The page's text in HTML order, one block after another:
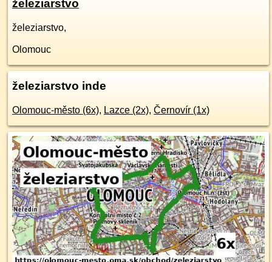
železiarstvo
železiarstvo,
Olomouc
železiarstvo inde
Olomouc-město (6x), Lazce (2x), Černovír (1x)